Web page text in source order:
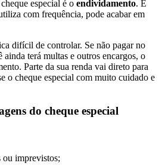
especial é o endividamento. E
com frequência, pode acabar em
difícil de controlar. Se não pagar no
terá multas e outros encargos, o
Parte da sua renda vai direto para
o cheque especial com muito cuidado e
do cheque especial
ou imprevistos;